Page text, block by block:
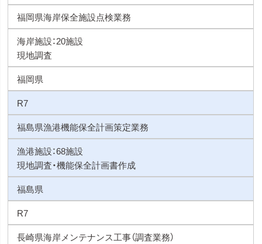
福岡県海岸保全施設点検業務
海岸施設：20施設
現地調査
福岡県
R7
福島県漁港機能保全計画策定業務
漁港施設：68施設
現地調査・機能保全計画書作成
福島県
R7
長崎県海岸メンテナンス工事（調査業務）